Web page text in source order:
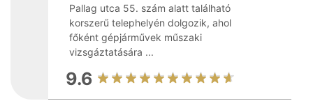
Pallag utca 55. szám alatt található
korszerű telephelyén dolgozik, ahol
főként gépjárművek műszaki
vizsgáztatására ...
9.6